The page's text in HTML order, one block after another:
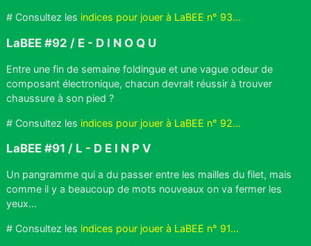
# Consultez les indices pour jouer à LaBEE n° 93...
LaBEE #92 / E - D I N O Q U
Entre une fin de semaine foldingue et une vague odeur de
composant électronique, chacun devrait réussir à trouver
chaussure à son pied ?
# Consultez les indices pour jouer à LaBEE n° 92...
LaBEE #91 / L - D E I N P V
Un pangramme qui a du passer entre les mailles du filet, mais
comme il y a beaucoup de mots nouveaux on va fermer les
yeux...
# Consultez les indices pour jouer à LaBEE n° 91...